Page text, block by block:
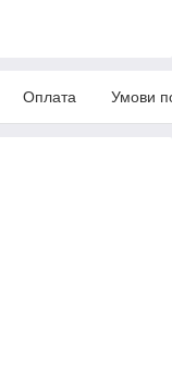
Оплата Умови